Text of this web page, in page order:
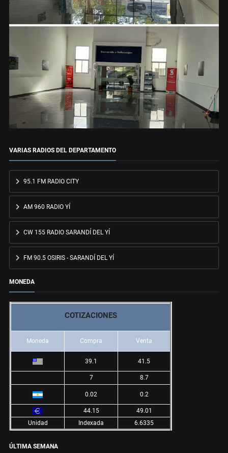
VARIAS RADIOS DEL DEPARTAMENTO
95.1 FM RADIO CITY
AM 960 RADIO YÍ
CW 155 RADIO SARANDÍ DEL YÍ
FM 90.5 OSIRIS - SARANDÍ DEL YÍ
MONEDA
COTIZACIONES
Moneda Compra Venta
39.1 41.5
7 8.7
0.02 0.2
44.15
49.01
Unidad
Indexada 6.6335
ÚLTIMA SEMANA